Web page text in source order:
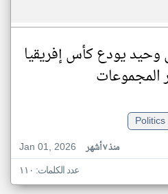
يودع كأس إفريقيا
Politics
Jan 01, 2026
منذ ٧ أشهر
عدد الكلمات: ١١٠